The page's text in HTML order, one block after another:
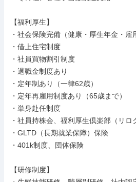
【福利厚生】
・社会保険完備（健康・厚生年金・雇
・借上住宅制度
・社員買物割引制度
・退職金制度あり
・定年制あり（一律62歳）
・定年再雇用制度あり（65歳まで）
・単身赴任制度
・社員持株会、福利厚生倶楽部（リロ
・GLTD（長期就業保障）保険
・401k制度、団体保険
【研修制度】